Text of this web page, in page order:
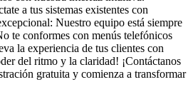
a tus sistemas existentes con
Nuestro equipo está siempre
te conformes con menús telefónicos
la experiencia de tus clientes con
del ritmo y la claridad! ¡Contáctanos
gratuita y comienza a transformar